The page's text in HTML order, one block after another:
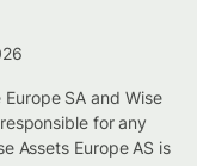
SA and Wise
for any
Assets Europe AS is